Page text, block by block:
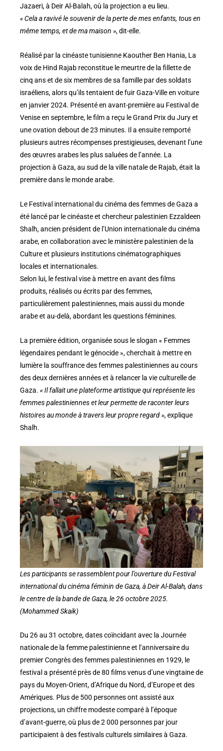
Jazaeri, à Deir Al-Balah, où la projection a eu lieu.
« Cela a ravivé le souvenir de la perte de mes enfants, tous en
même temps, et de ma maison », dit-elle.
Réalisé par la cinéaste tunisienne Kaouther Ben Hania, La
voix de Hind Rajab reconstitue le meurtre de la fillette de
cinq ans et de six membres de sa famille par des soldats
israéliens, alors qu’ils tentaient de fuir Gaza-Ville en voiture
en janvier 2024. Présenté en avant-première au Festival de
Venise en septembre, le film a reçu le Grand Prix du Jury et
une ovation debout de 23 minutes. Il a ensuite remporté
plusieurs autres récompenses prestigieuses, devenant l’une
des œuvres arabes les plus saluées de l’année. La
projection à Gaza, au sud de la ville natale de Rajab, était la
première dans le monde arabe.
Le Festival international du cinéma des femmes de Gaza a
été lancé par le cinéaste et chercheur palestinien Ezzaldeen
Shalh, ancien président de l’Union internationale du cinéma
arabe, en collaboration avec le ministère palestinien de la
Culture et plusieurs institutions cinématographiques
locales et internationales.
Selon lui, le festival vise à mettre en avant des films
produits, réalisés ou écrits par des femmes,
particulièrement palestiniennes, mais aussi du monde
arabe et au-delà, abordant les questions féminines.
La première édition, organisée sous le slogan « Femmes
légendaires pendant le génocide », cherchait à mettre en
lumière la souffrance des femmes palestiniennes au cours
des deux dernières années et à relancer la vie culturelle de
Gaza. « Il fallait une plateforme artistique qui représente les
femmes palestiniennes et leur permette de raconter leurs
histoires au monde à travers leur propre regard », explique
Shalh.
Les participants se rassemblent pour l’ouverture du Festival
international du cinéma féminin de Gaza, à Deir Al-Balah, dans
le centre de la bande de Gaza, le 26 octobre 2025.
(Mohammed Skaik)
Du 26 au 31 octobre, dates coïncidant avec la Journée
nationale de la femme palestinienne et l’anniversaire du
premier Congrès des femmes palestiniennes en 1929, le
festival a présenté près de 80 films venus d’une vingtaine de
pays du Moyen-Orient, d’Afrique du Nord, d’Europe et des
Amériques. Plus de 500 personnes ont assisté aux
projections, un chiffre modeste comparé à l’époque
d’avant-guerre, où plus de 2 000 personnes par jour
participaient à des festivals culturels similaires à Gaza.